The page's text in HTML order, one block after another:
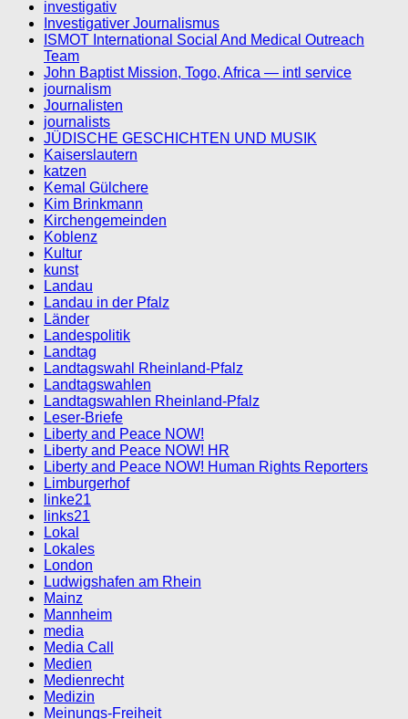
investigativ
Investigativer Journalismus
ISMOT International Social And Medical Outreach
Team
John Baptist Mission, Togo, Africa — intl service
journalism
Journalisten
journalists
JÜDISCHE GESCHICHTEN UND MUSIK
Kaiserslautern
katzen
Kemal Gülchere
Kim Brinkmann
Kirchengemeinden
Koblenz
Kultur
kunst
Landau
Landau in der Pfalz
Länder
Landespolitik
Landtag
Landtagswahl Rheinland-Pfalz
Landtagswahlen
Landtagswahlen Rheinland-Pfalz
Leser-Briefe
Liberty and Peace NOW!
Liberty and Peace NOW! HR
Liberty and Peace NOW! Human Rights Reporters
Limburgerhof
linke21
links21
Lokal
Lokales
London
Ludwigshafen am Rhein
Mainz
Mannheim
media
Media Call
Medien
Medienrecht
Medizin
Meinungs-Freiheit